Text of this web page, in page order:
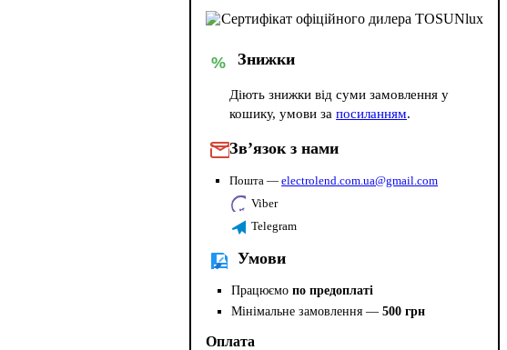
% Знижки
Діють знижки від суми замовлення у
кошику, умови запосиланням.
Зв’язок з нами
Пошта —electrolend.com.ua@gmail.com
Viber
Telegram
Умови
Працюємопо предоплаті
Мінімальне замовлення —500 грн
Оплата